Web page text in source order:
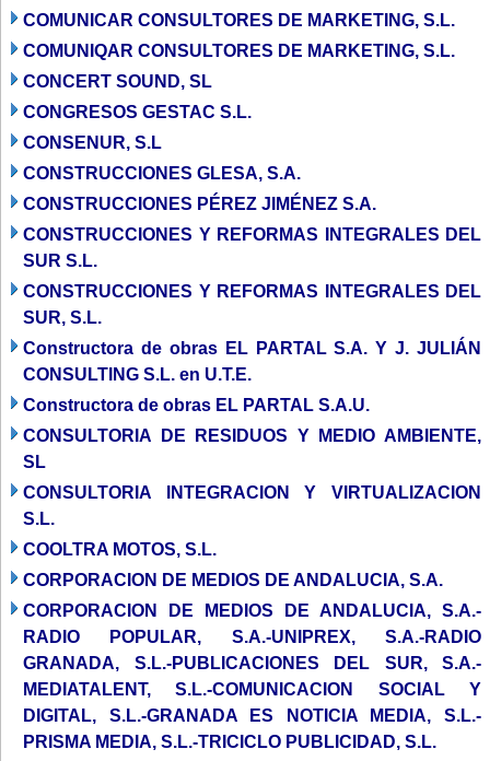
COMUNICAR CONSULTORES DE MARKETING, S.L.
COMUNIQAR CONSULTORES DE MARKETING, S.L.
CONCERT SOUND, SL
CONGRESOS GESTAC S.L.
CONSENUR, S.L
CONSTRUCCIONES GLESA, S.A.
CONSTRUCCIONES PÉREZ JIMÉNEZ S.A.
CONSTRUCCIONES Y REFORMAS INTEGRALES DEL
SUR S.L.
CONSTRUCCIONES Y REFORMAS INTEGRALES DEL
SUR, S.L.
Constructora de obras EL PARTAL S.A. Y J. JULIÁN
CONSULTING S.L. en U.T.E.
Constructora de obras EL PARTAL S.A.U.
CONSULTORIA DE RESIDUOS Y MEDIO AMBIENTE,
SL
CONSULTORIA INTEGRACION Y VIRTUALIZACION
S.L.
COOLTRA MOTOS, S.L.
CORPORACION DE MEDIOS DE ANDALUCIA, S.A.
CORPORACION DE MEDIOS DE ANDALUCIA, S.A.-
RADIO POPULAR, S.A.-UNIPREX, S.A.-RADIO
GRANADA, S.L.-PUBLICACIONES DEL SUR, S.A.-
MEDIATALENT, S.L.-COMUNICACION SOCIAL Y
DIGITAL, S.L.-GRANADA ES NOTICIA MEDIA, S.L.-
PRISMA MEDIA, S.L.-TRICICLO PUBLICIDAD, S.L.